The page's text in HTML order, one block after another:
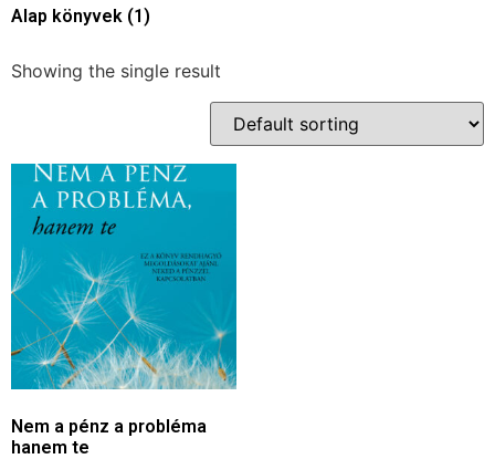
Alap könyvek (1)
Showing the single result
Nem a pénz a probléma
hanem te